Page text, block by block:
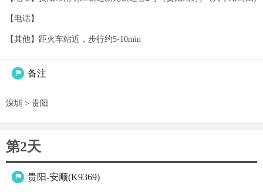
【电话】
【其他】距火车站近，步行约5-10min
 备注
深圳 > 贵阳
第2天
 贵阳-安顺(K9369)